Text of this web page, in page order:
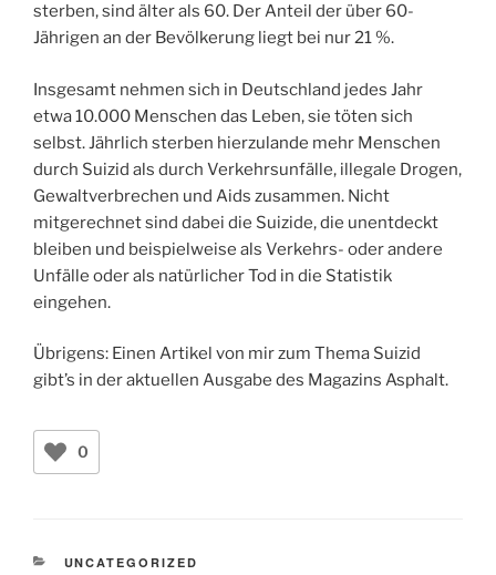
sterben, sind älter als 60. Der Anteil der über 60-
Jährigen an der Bevölkerung liegt bei nur 21 %.
Insgesamt nehmen sich in Deutschland jedes Jahr
etwa 10.000 Menschen das Leben, sie töten sich
selbst. Jährlich sterben hierzulande mehr Menschen
durch Suizid als durch Verkehrsunfälle, illegale Drogen,
Gewaltverbrechen und Aids zusammen. Nicht
mitgerechnet sind dabei die Suizide, die unentdeckt
bleiben und beispielweise als Verkehrs- oder andere
Unfälle oder als natürlicher Tod in die Statistik
eingehen.
Übrigens: Einen Artikel von mir zum Thema Suizid
gibt’s in der aktuellen Ausgabe des Magazins Asphalt.
0
KATEGORIEN
UNCATEGORIZED